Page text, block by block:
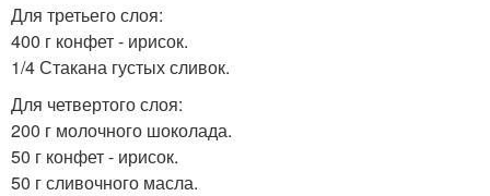
Для третьего слоя:
400 г конфет - ирисок.
1/4 Стакана густых сливок.
Для четвертого слоя:
200 г молочного шоколада.
50 г конфет - ирисок.
50 г сливочного масла.